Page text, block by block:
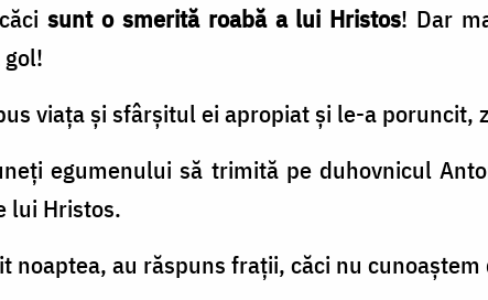
sunt o smerită roabă a lui Hristos! Dar
viaţa şi sfârşitul ei apropiat şi le-a poruncit,
egumenului să trimită pe duhovnicul
lui Hristos.
noaptea, au răspuns fraţii, căci nu